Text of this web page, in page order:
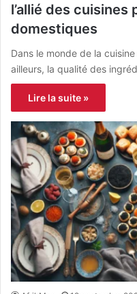
l’allié des
domestiques
Dans le monde de la
ailleurs, la qualité des
Lire la suite »